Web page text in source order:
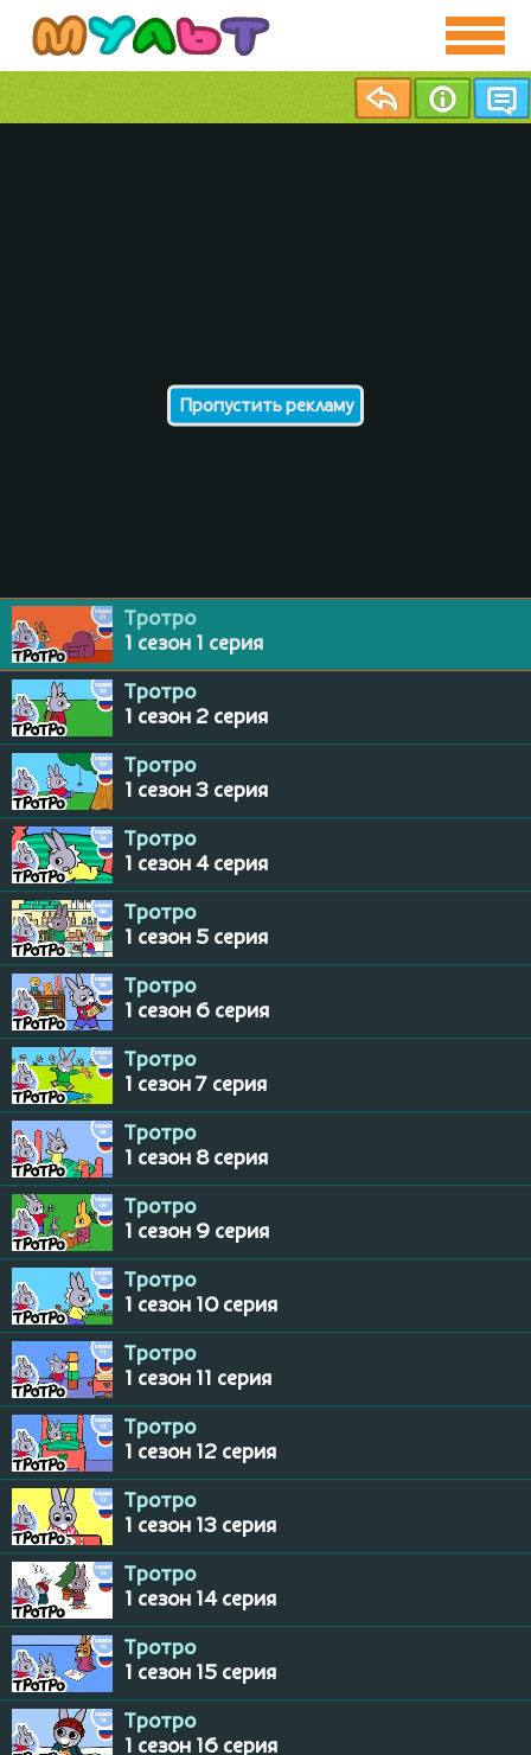
Пропустить рекламу
Тротро
1 сезон 1 серия
Тротро
1 сезон 2 серия
Тротро
1 сезон 3 серия
Тротро
1 сезон 4 серия
Тротро
1 сезон 5 серия
Тротро
1 сезон 6 серия
Тротро
1 сезон 7 серия
Тротро
1 сезон 8 серия
Тротро
1 сезон 9 серия
Тротро
1 сезон 10 серия
Тротро
1 сезон 11 серия
Тротро
1 сезон 12 серия
Тротро
1 сезон 13 серия
Тротро
1 сезон 14 серия
Тротро
1 сезон 15 серия
Тротро
1 сезон 16 серия